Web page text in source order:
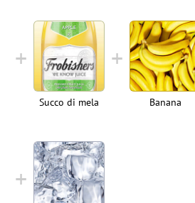
Succo di mela Banana